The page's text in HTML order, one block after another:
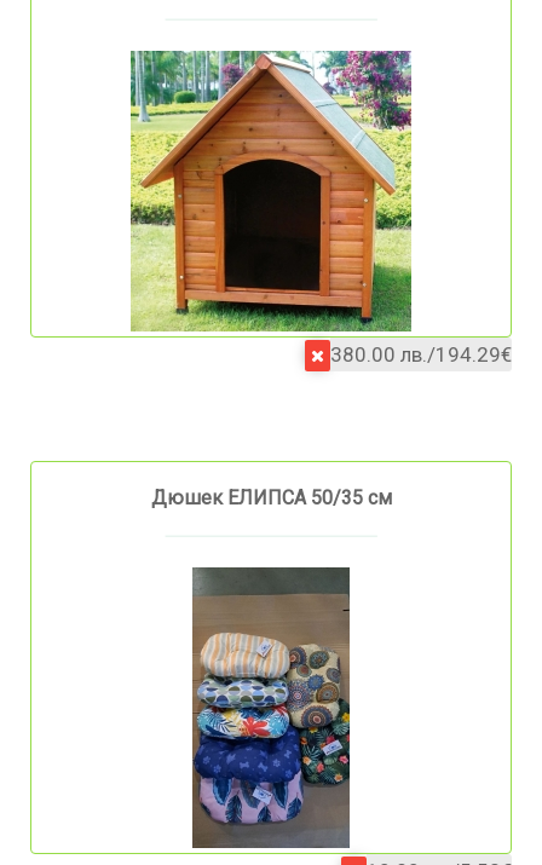
380.00 лв./194.29€
Дюшек ЕЛИПСА 50/35 см